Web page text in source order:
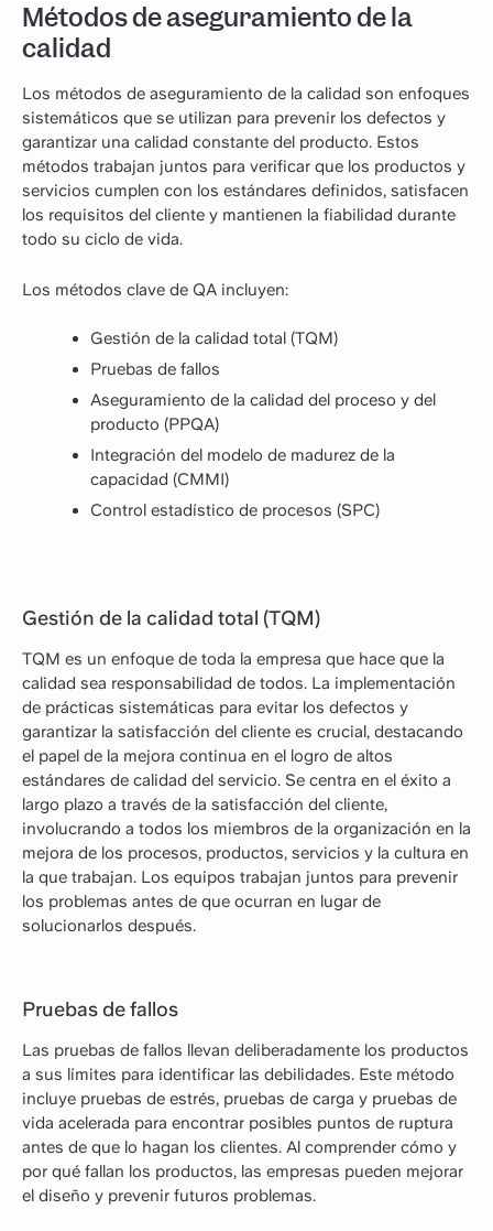
Métodos de aseguramiento de la
calidad
Los métodos de aseguramiento de la calidad son enfoques
sistemáticos que se utilizan para prevenir los defectos y
garantizar una calidad constante del producto. Estos
métodos trabajan juntos para verificar que los productos y
servicios cumplen con los estándares definidos, satisfacen
los requisitos del cliente y mantienen la fiabilidad durante
todo su ciclo de vida.
Los métodos clave de QA incluyen:
Gestión de la calidad total (TQM)
Pruebas de fallos
Aseguramiento de la calidad del proceso y del
producto (PPQA)
Integración del modelo de madurez de la
capacidad (CMMI)
Control estadístico de procesos (SPC)
Gestión de la calidad total (TQM)
TQM es un enfoque de toda la empresa que hace que la
calidad sea responsabilidad de todos. La implementación
de prácticas sistemáticas para evitar los defectos y
garantizar la satisfacción del cliente es crucial, destacando
el papel de la mejora continua en el logro de altos
estándares de calidad del servicio. Se centra en el éxito a
largo plazo a través de la satisfacción del cliente,
involucrando a todos los miembros de la organización en la
mejora de los procesos, productos, servicios y la cultura en
la que trabajan. Los equipos trabajan juntos para prevenir
los problemas antes de que ocurran en lugar de
solucionarlos después.
Pruebas de fallos
Las pruebas de fallos llevan deliberadamente los productos
a sus límites para identificar las debilidades. Este método
incluye pruebas de estrés, pruebas de carga y pruebas de
vida acelerada para encontrar posibles puntos de ruptura
antes de que lo hagan los clientes. Al comprender cómo y
por qué fallan los productos, las empresas pueden mejorar
el diseño y prevenir futuros problemas.